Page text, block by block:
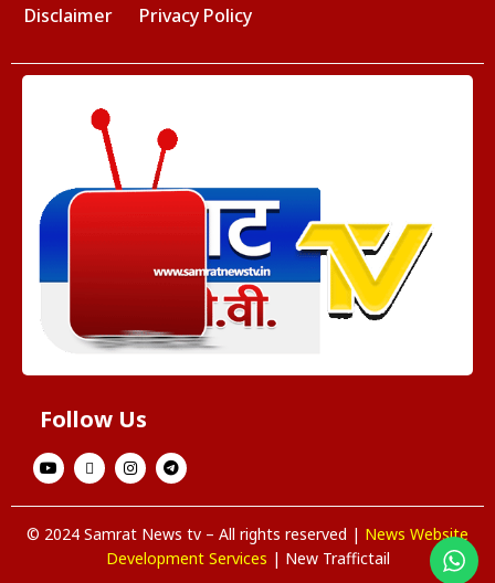
Disclaimer Privacy Policy
Follow Us
© 2024 Samrat News tv – All rights reserved | News Website
Development Services | New Traffictail